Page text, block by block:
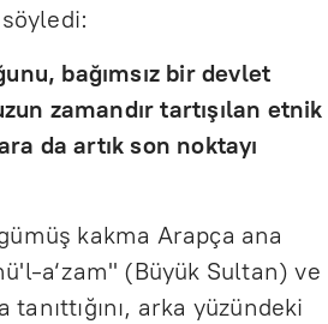
bağımsız bir devlet
zamandır tartışılan etnik
da artık son noktayı
kakma Arapça ana
a‘zam" (Büyük Sultan) ve
arka yüzündeki